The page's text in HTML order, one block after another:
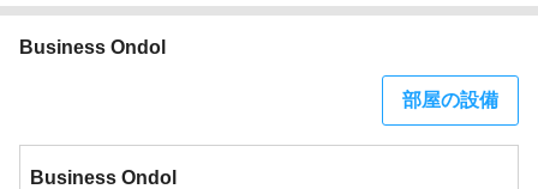
Business Ondol
部屋の設備
Business Ondol